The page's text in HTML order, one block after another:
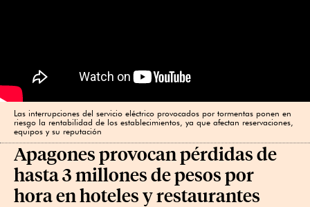
Las interrupciones del servicio eléctrico provocados por tormentas ponen en
riesgo la rentabilidad de los establecimientos, ya que afectan reservaciones,
equipos y su reputación
Apagones provocan pérdidas de
hasta 3 millones de pesos por
hora en hoteles y restaurantes